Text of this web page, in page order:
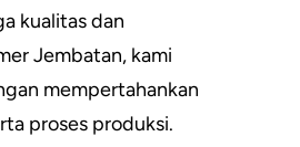
kualitas dan
Jembatan, kami
mempertahankan
proses produksi.